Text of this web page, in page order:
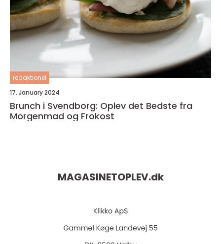
redaktionel
17. January 2024
Brunch i Svendborg: Oplev det Bedste fra
Morgenmad og Frokost
MAGASINETOPLEV.dk